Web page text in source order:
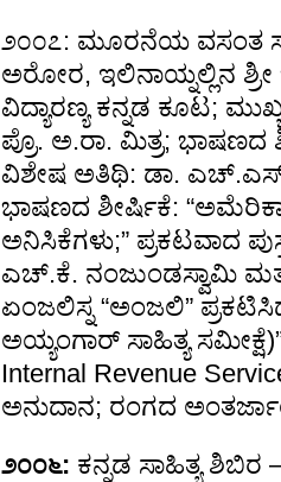
೨೦೦೭: ಮೂರನೆಯ ವಸಂತ
ಅರೋರ, ಇಲಿನಾಯ್ನಲ್ಲಿನ
ವಿದ್ಯಾರಣ್ಯ ಕನ್ನಡ ಕೂಟ;
ಪ್ರೊ. ಅ.ರಾ. ಮಿತ್ರ; ಭಾಷಣದ
ವಿಶೇಷ ಅತಿಥಿ: ಡಾ.
ಭಾಷಣದ ಶೀರ್ಷಿಕೆ:
ಅನಿಸಿಕೆಗಳು;” ಪ್ರಕಟವಾದ
ಎಚ್.ಕೆ. ನಂಜುಂಡಸ್ವಾಮಿ
ಏಂಜಲಿಸ್ನ “ಅಂಜಲಿ”
ಅಯ್ಯಂಗಾರ್ ಸಾಹಿತ್ಯ
Internal Revenue
ಅನುದಾನ; ರಂಗದ
೨೦೦೬: ಕನ್ನಡ ಸಾಹಿತ್ಯ